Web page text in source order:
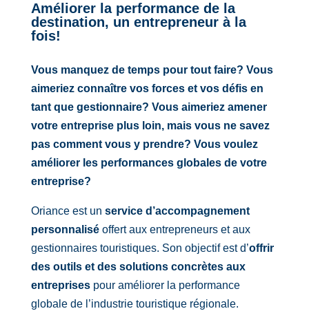
Améliorer la performance de la
destination, un entrepreneur à la
fois!
Vous manquez de temps pour tout faire? Vous
aimeriez connaître vos forces et vos défis en
tant que gestionnaire? Vous aimeriez amener
votre entreprise plus loin, mais vous ne savez
pas comment vous y prendre? Vous voulez
améliorer les performances globales de votre
entreprise?
Oriance est un service d’accompagnement
personnaliséoffert aux entrepreneurs et aux
gestionnaires touristiques. Son objectif est d’offrir
des outils et des solutions concrètes aux
entreprisespour améliorer la performance
globale de l’industrie touristique régionale.